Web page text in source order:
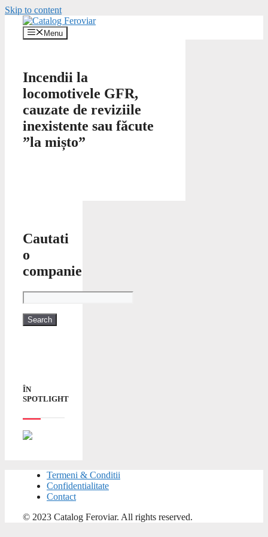
Skip to content
Menu
Incendii la
locomotivele GFR,
cauzate de reviziile
inexistente sau făcute
”la mișto”
Cautati
o
companie
ÎN
SPOTLIGHT
Termeni & Conditii
Confidentialitate
Contact
© 2023 Catalog Feroviar. All rights reserved.